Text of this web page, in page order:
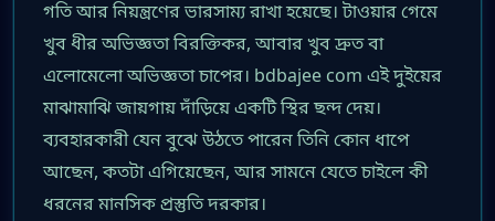
গতি আর নিয়ন্ত্রণের ভারসাম্য রাখা হয়েছে। টাওয়ার গেমে
খুব ধীর অভিজ্ঞতা বিরক্তিকর, আবার খুব দ্রুত বা
এলোমেলো অভিজ্ঞতা চাপের। bdbajee com এই দুইয়ের
মাঝামাঝি জায়গায় দাঁড়িয়ে একটি স্থির ছন্দ দেয়।
ব্যবহারকারী যেন বুঝে উঠতে পারেন তিনি কোন ধাপে
আছেন, কতটা এগিয়েছেন, আর সামনে যেতে চাইলে কী
ধরনের মানসিক প্রস্তুতি দরকার।